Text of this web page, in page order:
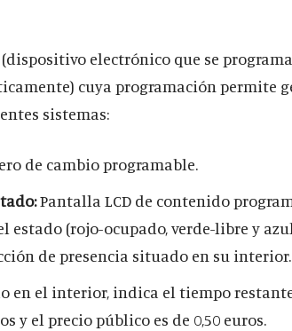
(dispositivo electrónico que se
cuya programación permite
sistemas:
de cambio programable.
Pantalla LCD de contenido
(rojo-ocupado, verde-libre y
de presencia situado en su interior.
en el interior, indica el tiempo
y el precio público es de 0,50 euros.